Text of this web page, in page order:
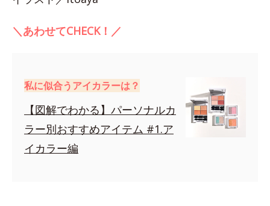
＼あわせてCHECK！／
私に似合うアイカラーは？
【図解でわかる】パーソナルカ
ラー別おすすめアイテム #1.ア
イカラー編